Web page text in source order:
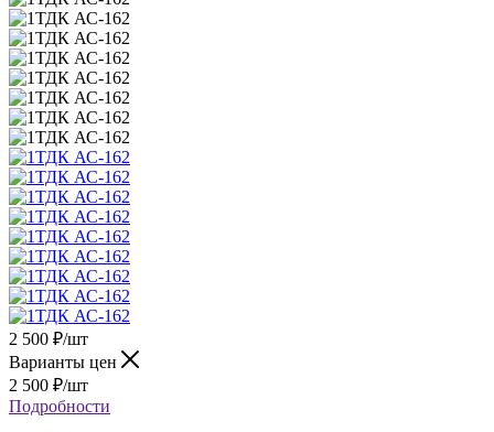
2 500 ₽/шт
Варианты цен
2 500 ₽/шт
Подробности